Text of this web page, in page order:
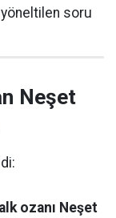
soru
Neşet
ozanı Neşet